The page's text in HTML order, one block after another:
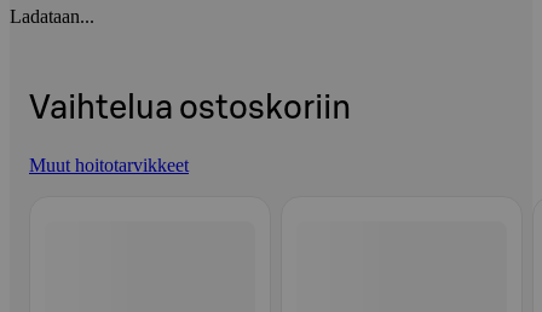
Ladataan...
Vaihtelua ostoskoriin
Muut hoitotarvikkeet